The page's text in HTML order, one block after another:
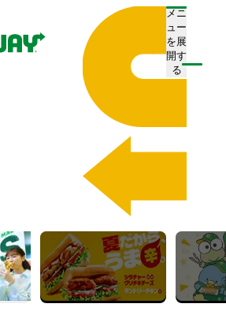
メニ
ュー
を展
開す
る